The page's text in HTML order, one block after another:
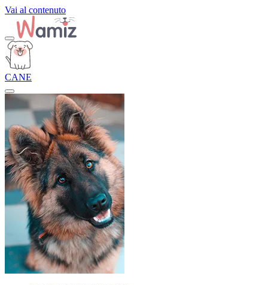
Vai al contenuto
CANE